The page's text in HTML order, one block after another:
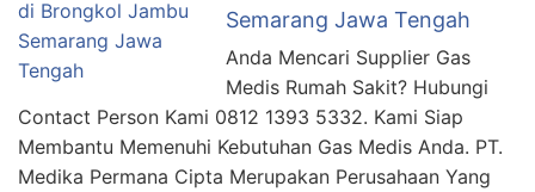
Semarang Jawa Tengah
Anda Mencari Supplier Gas
Medis Rumah Sakit? Hubungi
Contact Person Kami 0812 1393 5332. Kami Siap
Membantu Memenuhi Kebutuhan Gas Medis Anda. PT.
Medika Permana Cipta Merupakan Perusahaan Yang